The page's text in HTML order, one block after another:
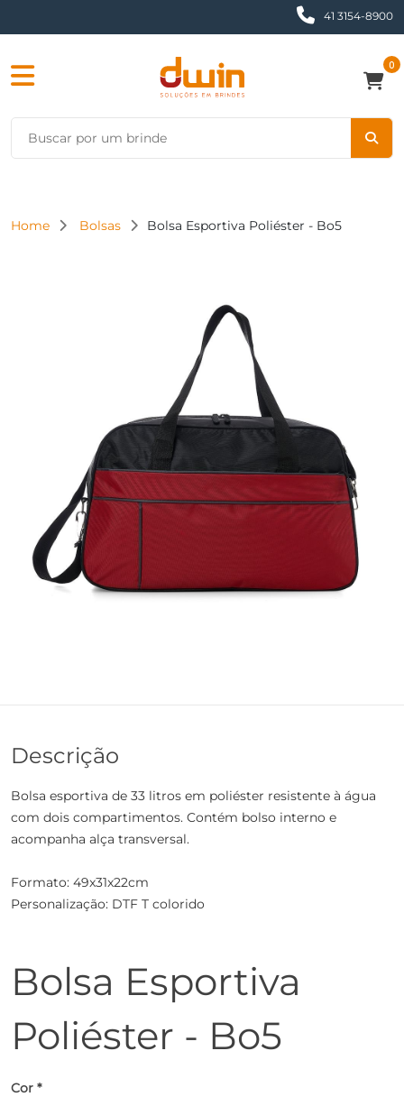
41 3154-8900
0
Home Bolsas Bolsa Esportiva Poliéster - Bo5
Descrição
Bolsa esportiva de 33 litros em poliéster resistente à água
com dois compartimentos. Contém bolso interno e
acompanha alça transversal.
Formato: 49x31x22cm
Personalização: DTF T colorido
Bolsa Esportiva
Poliéster - Bo5
Cor *